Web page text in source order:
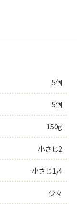
5個
5個
150g
小さじ2
小さじ1/4
少々